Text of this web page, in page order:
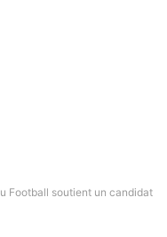
Football soutient un candidat